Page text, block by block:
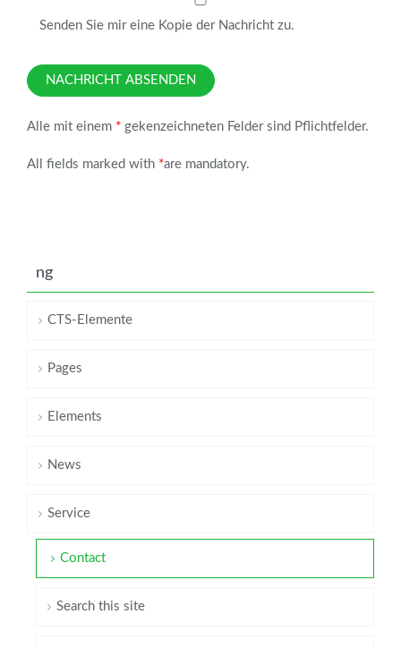
Senden Sie mir eine Kopie der Nachricht zu.
NACHRICHT ABSENDEN
Alle mit einem * gekenzeichneten Felder sind Pflichtfelder.
All fields marked with *are mandatory.
ng
CTS-Elemente
Pages
Elements
News
Service
Contact
Search this site